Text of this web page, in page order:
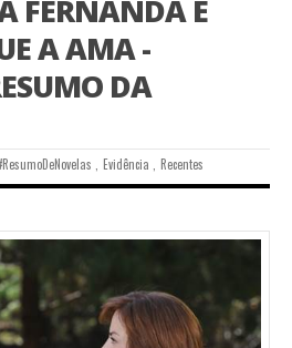
FERNANDA E
A AMA -
DA
,Evidência Recentes